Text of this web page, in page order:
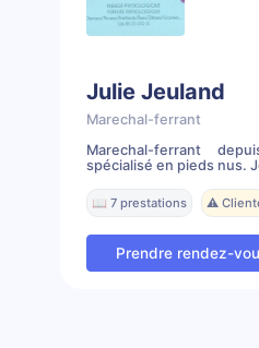
Julie Jeuland
Marechal-ferrant
Marechal-ferrant
spécialisé en pieds nus.
📖 7 prestations ⚠️
Prendre rendez-